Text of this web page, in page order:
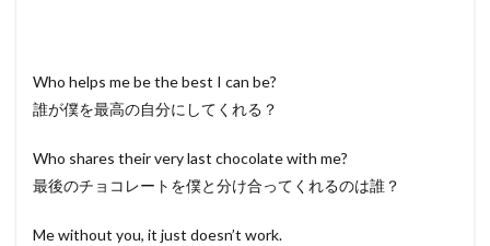
Who helps me be the best I can be?
誰が僕を最高の自分にしてくれる？
Who shares their very last chocolate with me?
最後のチョコレートを僕と分け合ってくれるのは誰？
Me without you, it just doesn’t work.